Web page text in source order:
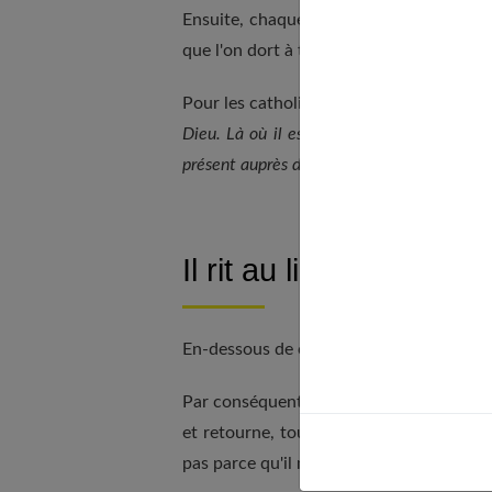
Ensuite, chaque famille donnera à la
que l'on dort à tout jamais dans une
Pour les catholiques, ce sera : «
Dieu. Là où il est, il est heureux.
présent auprès de toi, dans ton cœur.
Il rit au lieu de pleurer...
En-dessous de cinq à six ans environ,
Par conséquent, ne lui en voulez pas
et retourne, tout simplement, jouer
pas parce qu'il n'aimait pas la personne